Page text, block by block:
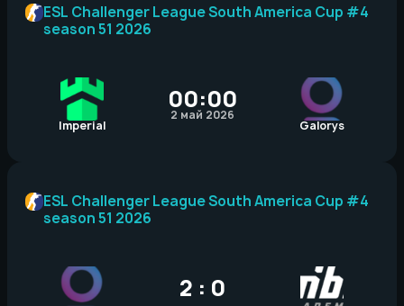
Imperial
00:00
2 май 2026
Galorys
ESL Challenger League South America Cup #4
season 51 2026
2 : 0
ESL Challenger League South America Cup #4
season 51 2026